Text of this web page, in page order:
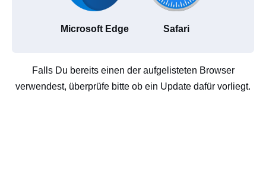
Microsoft Edge Safari
Falls Du bereits einen der aufgelisteten Browser
verwendest, überprüfe bitte ob ein Update dafür vorliegt.